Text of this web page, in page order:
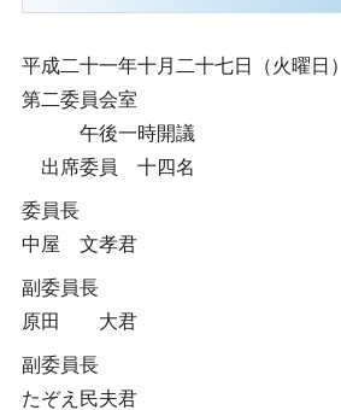
平成二十一年十月二十七日（火曜日）
第二委員会室
午後一時開議
出席委員 十四名
委員長
中屋 文孝君
副委員長
原田 大君
副委員長
たぞえ民夫君